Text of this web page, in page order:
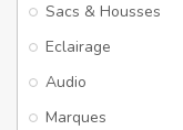
Sacs & Housses
Eclairage
Audio
Marques